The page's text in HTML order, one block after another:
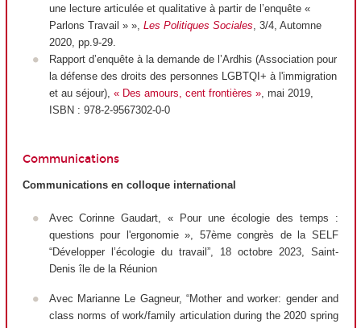
une lecture articulée et qualitative à partir de l’enquête «
Parlons Travail » », Les Politiques Sociales , 3/4, Automne
2020, pp.9-29.
Rapport d’enquête à la demande de l’Ardhis (Association pour
la défense des droits des personnes LGBTQI+ à l'immigration
et au séjour), « Des amours, cent frontières », mai 2019,
ISBN : 978-2-9567302-0-0
Communications
Communications en colloque international
Avec Corinne Gaudart, «
Pour une écologie des temps :
questions pour l'ergonomie», 57ème congrès de la SELF
“Développer l’écologie du travail”, 18 octobre 2023, Saint-
Denis île de la Réunion
Avec Marianne Le Gagneur, “Mother and worker: gender and
class norms of work/family articulation during the 2020 spring